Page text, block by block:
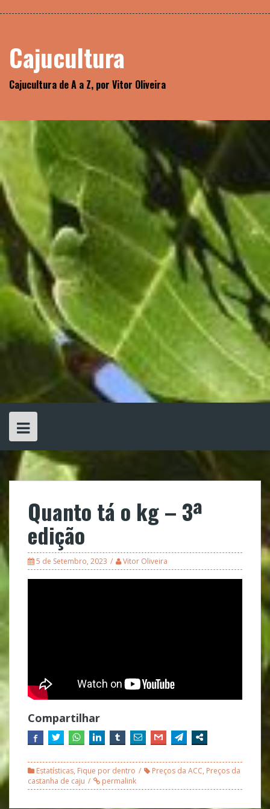
to
Cajucultura
Cajucultura de A a Z, por Vitor Oliveira
Quanto tá o kg – 3ª
edição
5 de Setembro, 2023 Vitor Oliveira
Compartilhar
Estatísticas, Fique por dentro Preços da ACC, Preços da
castanha de caju
permalink